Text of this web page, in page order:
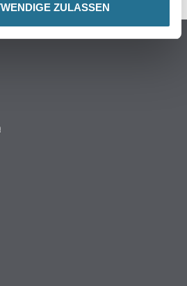
ZULASSEN